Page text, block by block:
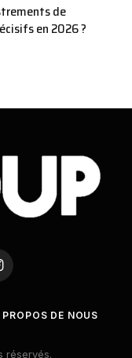
de
en 2026 ?
PROPOS DE NOUS
réservés.